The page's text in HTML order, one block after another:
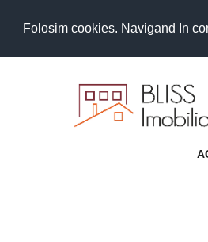
Folosim cookies. Navigand In